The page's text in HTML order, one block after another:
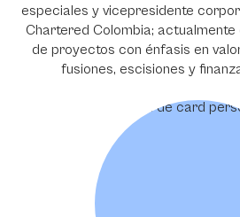
especiales y vicepresidente
Chartered Colombia;
de proyectos con énfasis en
fusiones, escisiones y